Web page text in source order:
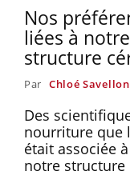
Nos
liées à
structure
Par Chloé Savellon
Des
nourriture que
était associée
notre structure